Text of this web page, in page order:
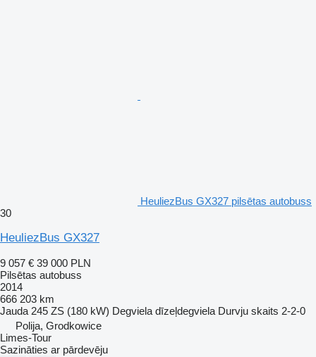
HeuliezBus GX327 pilsētas autobuss
30
HeuliezBus GX327
9 057 € 39 000 PLN
Pilsētas autobuss
2014
666 203 km
Jauda 245 ZS (180 kW) Degviela dīzeļdegviela Durvju skaits 2-2-0
Polija, Grodkowice
Limes-Tour
Sazināties ar pārdevēju